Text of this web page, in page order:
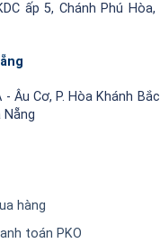
ấp 5, Chánh Phú
- Âu Cơ, P. Hòa Khánh
Nẵng
hàng
toán PKO